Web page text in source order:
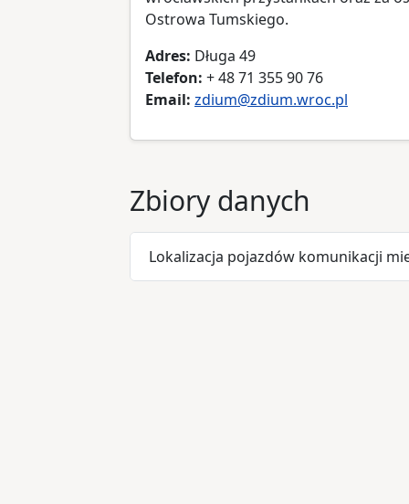
Ostrowa Tumskiego.
Adres: Długa 49
Telefon: + 48 71 355 90 76
Email: zdium@zdium.wroc.pl
Zbiory danych
Lokalizacja pojazdów komunikacji